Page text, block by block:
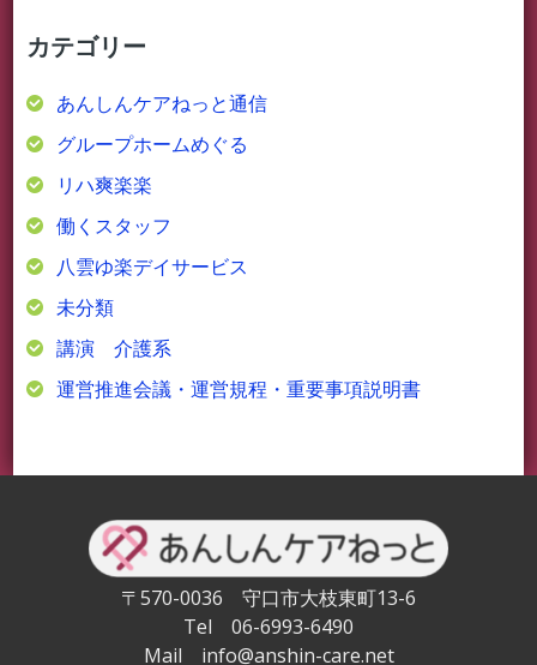
カテゴリー
あんしんケアねっと通信
グループホームめぐる
リハ爽楽楽
働くスタッフ
八雲ゆ楽デイサービス
未分類
講演 介護系
運営推進会議・運営規程・重要事項説明書
〒570-0036 守口市大枝東町13-6
Tel 06-6993-6490
Mail info@anshin-care.net